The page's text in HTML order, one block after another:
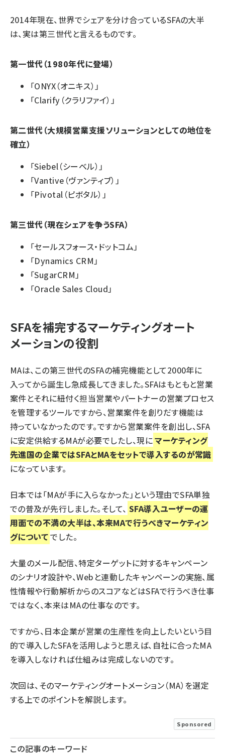
2014年現在、世界でシェアを分け合っているSFAの大半
は、実は第三世代と言えるものです。
第一世代（1980年代に登場）
「ONYX（オニキス）」
「Clarify（クラリファイ）」
第二世代（大規模営業支援ソリューションとしての地位を
確立）
「Siebel（シーベル）」
「Vantive（ヴァンティブ）」
「Pivotal（ピボタル）」
第三世代（現在シェアを争うSFA）
「セールスフォース・ドットコム」
「Dynamics CRM」
「SugarCRM」
「Oracle Sales Cloud」
SFAを補完するマーケティングオート
メーションの役割
MAは、この第三世代のSFAの補完機能として2000年に
入ってから誕生し急成長してきました。SFAはもともと営業
案件とそれに紐付く担当営業やパートナーの営業プロセス
を管理するツールですから、営業案件を創りだす機能は
持っていなかったのです。ですから営業案件を創出し、SFA
に安定供給するMAが必要でしたし、現にマーケティング
先進国の企業ではSFAとMAをセットで導入するのが常識
になっています。
日本では「MAが手に入らなかった」という理由でSFA単独
での普及が先行しました。そして、 SFA導入ユーザーの運
用面での不満の大半は、本来MAで行うべきマーケティン
グについてでした。
大量のメール配信、特定ターゲットに対するキャンペーン
のシナリオ設計や、Webと連動したキャンペーンの実施、属
性情報や行動解析からのスコアなどはSFAで行うべき仕事
ではなく、本来はMAの仕事なのです。
ですから、日本企業が営業の生産性を向上したいという目
的で導入したSFAを活用しようと思えば、自社に合ったMA
を導入しなければ仕組みは完成しないのです。
次回は、そのマーケティングオートメーション（MA）を選定
する上でのポイントを解説します。
Sponsored
この記事のキーワード